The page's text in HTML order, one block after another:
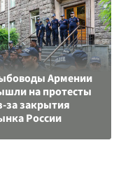
Армении
на протесты
за закрытия
России